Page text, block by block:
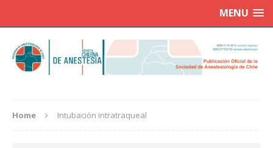
MENU
Home Intubación intratraqueal